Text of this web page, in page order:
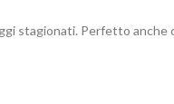
stagionati. Perfetto